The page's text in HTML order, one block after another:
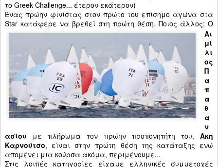
το Greek Challenge... έτερον εκάτερον)
Ένας πρώην φινίστας στον πρώτο του επίσημο αγώνα στα
Star κατάφερε να βρεθεί στη πρώτη θέση. Ποιος άλλος; Ο
Αι
μί
λι
ος
Π
α
π
α
θ
α
ν
ασίου με πλήρωμα τον πρώην προπονητήτη του, Ακη
Καρνούτσο, είναι στην πρώτη θέση της κατάταξης ενώ
απομένει μια κούρσα ακόμα, περιμένουμε...
Στις λοιπές κατηγορίες είχαμε ελληνικές συμμετοχές